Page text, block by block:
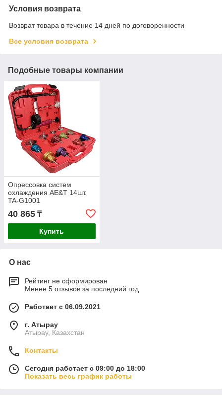
Условия возврата
Возврат товара в течение 14 дней по договоренности
Все условия возврата
Подобные товары компании
Опрессовка систем
охлаждения AE&T 14шт.
TA-G1001
40 865 ₸
Купить
О нас
Рейтинг не сформирован
Менее 5 отзывов за последний год
Работает с 06.09.2021
г. Атырау
Атырау, Казахстан
Контакты
Сегодня работает с 09:00 до 18:00
Показать весь график работы